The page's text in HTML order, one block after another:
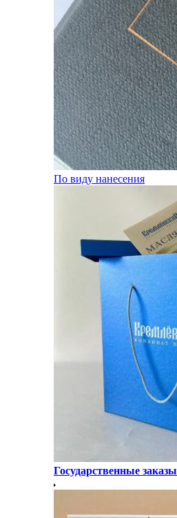
По виду нанесения
Государственные заказы